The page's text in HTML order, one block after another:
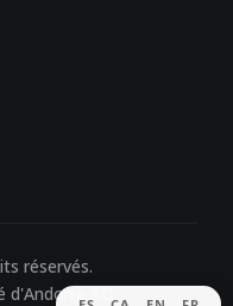
réservés.
d'Andorre AD